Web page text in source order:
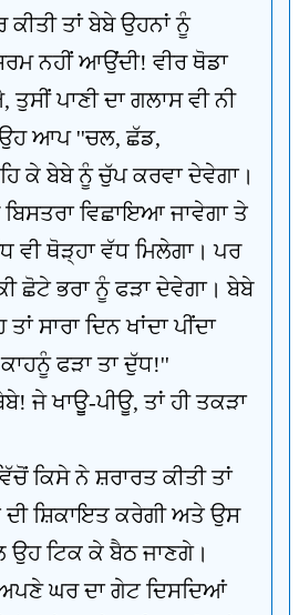
ਤਾਂ ਬੇਬੇ ਉਹਨਾਂ ਨੂੰ
ਨਹੀਂ ਆਉਂਦੀ! ਵੀਰ ਥੋਡਾ
ਪਾਣੀ ਦਾ ਗਲਾਸ ਵੀ ਨੀ
ਆਪ ''ਚਲ, ਛੱਡ,
ਕੇ ਬੇਬੇ ਨੂੰ ਚੁੱਪ ਕਰਵਾ ਦੇਵੇਗਾ।
ਵਿਛਾਇਆ ਜਾਵੇਗਾ ਤੇ
ਵੀ ਥੋੜ੍ਹਾ ਵੱਧ ਮਿਲੇਗਾ। ਪਰ
ਛੋਟੇ ਭਰਾ ਨੂੰ ਫੜਾ ਦੇਵੇਗਾ। ਬੇਬੇ
ਸਾਰਾ ਦਿਨ ਖਾਂਦਾ ਪੀਂਦਾ
ਫੜਾ ਤਾ ਦੁੱਧ!''
ਜੇ ਖਾਊੁ-ਪੀਊ, ਤਾਂ ਹੀ ਤਕੜਾ
ਕਿਸੇ ਨੇ ਸ਼ਰਾਰਤ ਕੀਤੀ ਤਾਂ
ਸ਼ਿਕਾਇਤ ਕਰੇਗੀ ਅਤੇ ਉਸ
ਉਹ ਟਿਕ ਕੇ ਬੈਠ ਜਾਣਗੇ।
ਅਪਣੇ ਘਰ ਦਾ ਗੇਟ ਦਿਸਦਿਆਂ